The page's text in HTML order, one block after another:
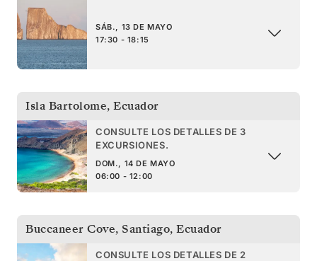
SÁB., 13 DE MAYO
17:30 - 18:15
Isla Bartolome, Ecuador
CONSULTE LOS DETALLES DE 3
EXCURSIONES.
DOM., 14 DE MAYO
06:00 - 12:00
Buccaneer Cove, Santiago, Ecuador
CONSULTE LOS DETALLES DE 2